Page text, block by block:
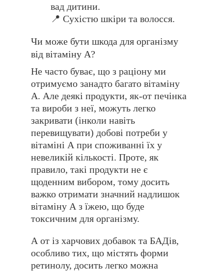
вад дитини.
📍 Сухістю шкіри та волосся.
Чи може бути шкода для організму
від вітаміну А?
Не часто буває, що з раціону ми
отримуємо занадто багато вітаміну
А. Але деякі продукти, як-от печінка
та вироби з неї, можуть легко
закривати (інколи навіть
перевищувати) добові потреби у
вітаміні А при споживанні їх у
невеликій кількості. Проте, як
правило, такі продукти не є
щоденним вибором, тому досить
важко отримати значний надлишок
вітаміну А з їжею, що буде
токсичним для організму.
А от із харчових добавок та БАДів,
особливо тих, що містять форми
ретинолу, досить легко можна